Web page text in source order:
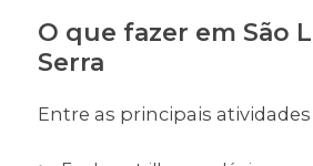
O que fazer em São
Serra
Entre as principais atividades